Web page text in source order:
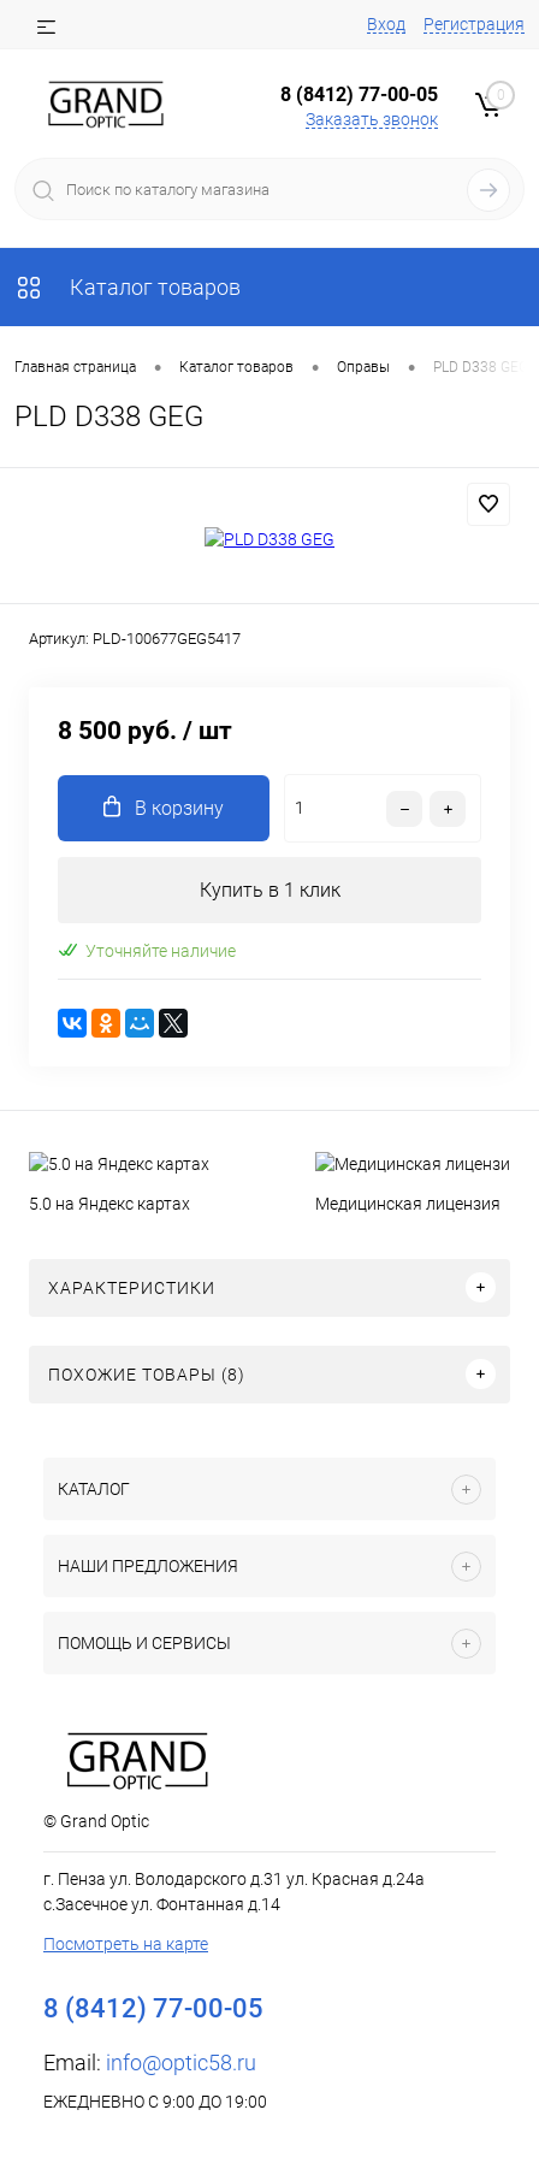
Вход Регистрация
8 (8412) 77-00-05
Заказать звонок
0
Каталог товаров
Главная страница • Каталог товаров • Оправы • PLD D338 GEG
PLD D338 GEG
Артикул: PLD-100677GEG5417
8 500 руб. / шт
В корзину
Купить в 1 клик
Уточняйте наличие
5.0 на Яндекс картах Медицинская лицензия
ХАРАКТЕРИСТИКИ
ПОХОЖИЕ ТОВАРЫ (8)
КАТАЛОГ
НАШИ ПРЕДЛОЖЕНИЯ
ПОМОЩЬ И СЕРВИСЫ
© Grand Optic
г. Пенза ул. Володарского д.31 ул. Красная д.24а
с.Засечное ул. Фонтанная д.14
Посмотреть на карте
8 (8412) 77-00-05
Email: info@optic58.ru
ЕЖЕДНЕВНО С 9:00 ДО 19:00